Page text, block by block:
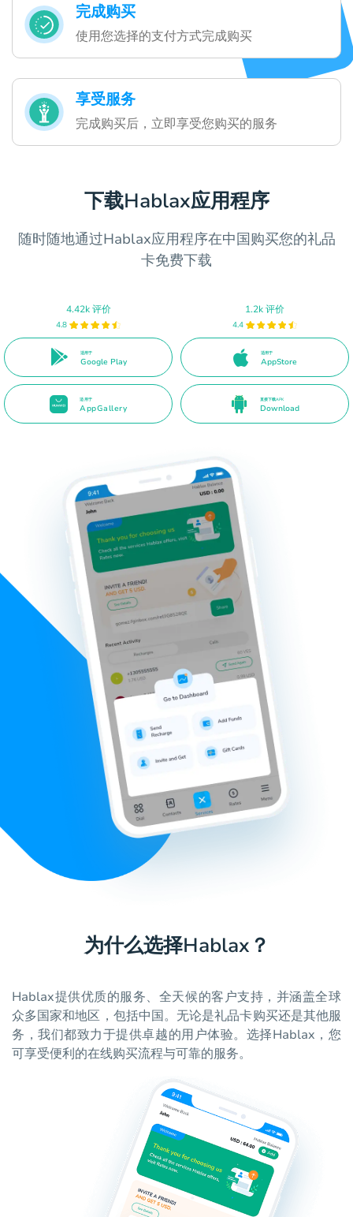
完成购买
使用您选择的支付方式完成购买
享受服务
完成购买后，立即享受您购买的服务
下载Hablax应用程序
随时随地通过Hablax应用程序在中国购买您的礼品
卡免费下载
4.42k 评价
4.8
适用于
Google Play
1.2k 评价
4.4
适用于
AppStore
适用于
AppGallery
直接下载APK
Download
为什么选择Hablax？
Hablax提供优质的服务、全天候的客户支持，并涵盖全球
众多国家和地区，包括中国。无论是礼品卡购买还是其他服
务，我们都致力于提供卓越的用户体验。选择Hablax，您
可享受便利的在线购买流程与可靠的服务。